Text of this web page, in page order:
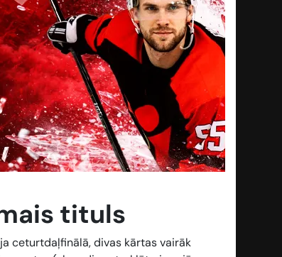
tituls
ceturtdaļfinālā, divas kārtas vairāk